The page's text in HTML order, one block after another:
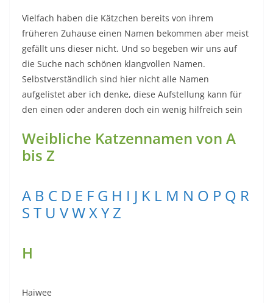
Vielfach haben die Kätzchen bereits von ihrem
früheren Zuhause einen Namen bekommen aber meist
gefällt uns dieser nicht. Und so begeben wir uns auf
die Suche nach schönen klangvollen Namen.
Selbstverständlich sind hier nicht alle Namen
aufgelistet aber ich denke, diese Aufstellung kann für
den einen oder anderen doch ein wenig hilfreich sein
Weibliche Katzennamen von A
bis Z
A B C D E F G H I J K L M N O P Q R
S T U VWXY Z
H
Haiwee